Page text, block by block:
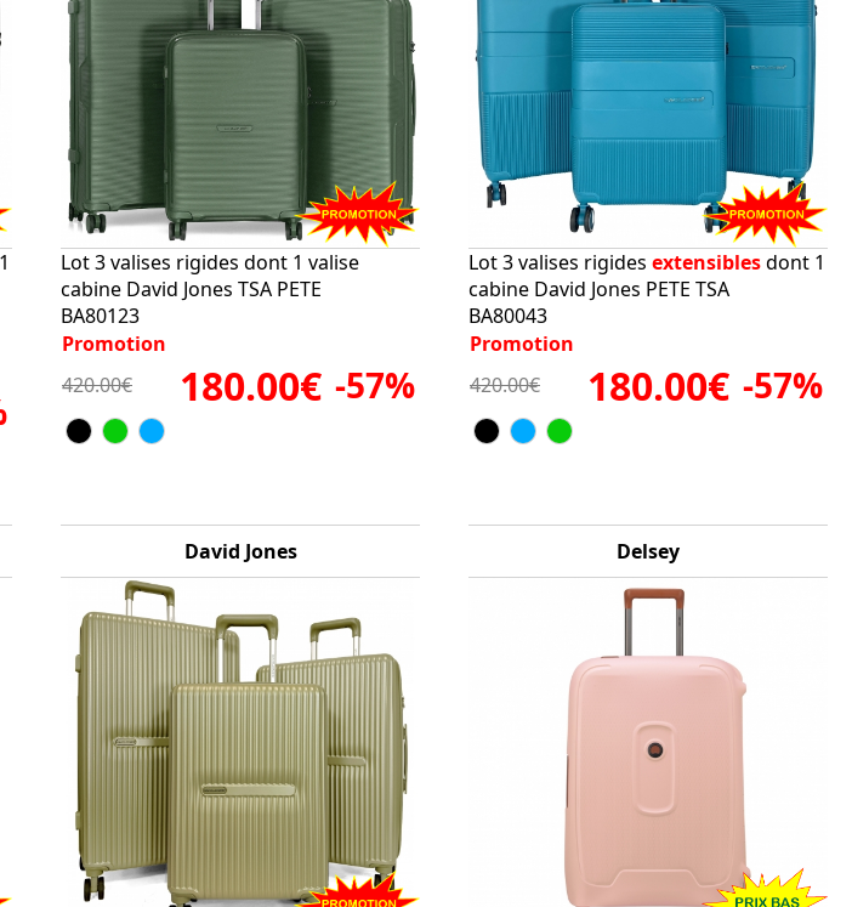
Lot 3 valises rigides dont 1 valise
cabine David Jones TSA PETE
BA80123
Promotion
420.00€
180.00€ -57%
Lot 3 valises rigides extensiblesdont 1
cabine David Jones PETE TSA
BA80043
Promotion
420.00€
180.00€ -57%
David Jones Delsey